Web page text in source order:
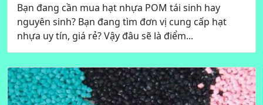
Bạn đang cần mua hạt nhựa POM tái sinh hay
nguyên sinh? Bạn đang tìm đơn vị cung cấp hạt
nhựa uy tín, giá rẻ? Vậy đâu sẽ là điểm...